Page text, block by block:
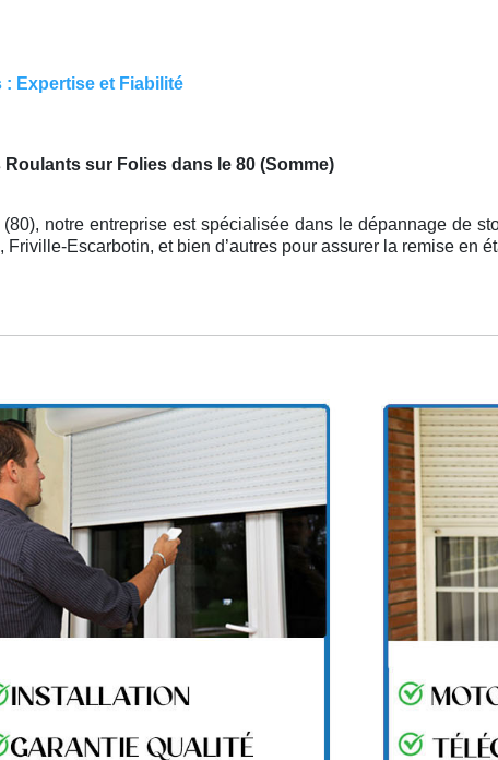
Expertise et Fiabilité
sur Folies dans le 80 (Somme)
notre entreprise est spécialisée dans le dépannage de
Escarbotin, et bien d’autres pour assurer la remise en